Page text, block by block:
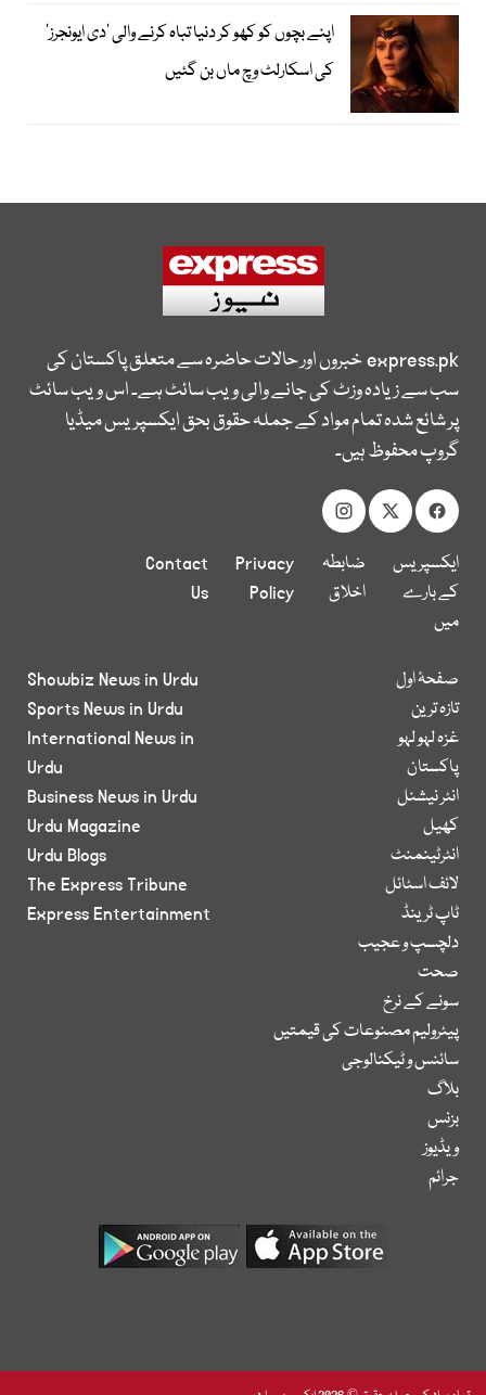
اپنے بچوں کو کھو کر دنیا تباہ کرنے والی ’دی ایونجرز‘
کی اسکارلٹ وچ ماں بن گئیں
express.pkخبروں اور حالات حاضرہ سے متعلق پاکستان کی
سب سے زیادہ وزٹ کی جانے والی ویب سائٹ ہے۔ اس ویب سائٹ
پر شائع شدہ تمام مواد کے جملہ حقوق بحق ایکسپریس میڈیا
گروپ محفوظ ہیں۔
ایکسپریس
کے بارے
میں
ضابطہ
اخلاق
Privacy
Policy
Contact
Us
صفحۂ اول
تازہ ترین
غزہ لہو لہو
پاکستان
انٹر نیشنل
کھیل
انٹرٹینمنٹ
لائف اسٹائل
ٹاپ ٹرینڈ
دلچسپ و عجیب
صحت
سونے کے نرخ
پیٹرولیم مصنوعات کی قیمتیں
سائنس و ٹیکنالوجی
بلاگ
بزنس
ویڈیوز
جرائم
Showbiz News in Urdu
Sports News in Urdu
International News in
Urdu
Business News in Urdu
Urdu Magazine
Urdu Blogs
The Express Tribune
Express Entertainment